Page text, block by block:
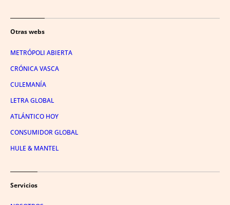
Otras webs
METRÓPOLI ABIERTA
CRÓNICA VASCA
CULEMANÍA
LETRA GLOBAL
ATLÁNTICO HOY
CONSUMIDOR GLOBAL
HULE & MANTEL
Servicios